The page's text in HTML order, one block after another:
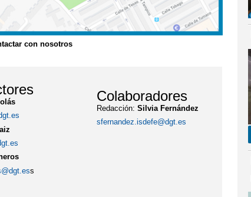
con nosotros
s
Colaboradores
Redacción:Silvia Fernández
sfernandez.isdefe@dgt.es